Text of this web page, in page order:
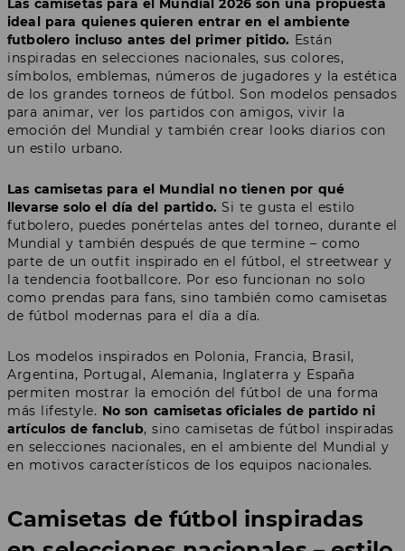
ideal para quienes quieren entrar en el ambiente
futbolero incluso antes del primer pitido. Están
inspiradas en selecciones nacionales, sus colores,
símbolos, emblemas, números de jugadores y la estética
de los grandes torneos de fútbol. Son modelos pensados
para animar, ver los partidos con amigos, vivir la
emoción del Mundial y también crear looks diarios con
un estilo urbano.
Las camisetas para el Mundial no tienen por qué
llevarse solo el día del partido. Si te gusta el estilo
futbolero, puedes ponértelas antes del torneo, durante el
Mundial y también después de que termine – como
parte de un outfit inspirado en el fútbol, el streetwear y
la tendencia footballcore. Por eso funcionan no solo
como prendas para fans, sino también como camisetas
de fútbol modernas para el día a día.
Los modelos inspirados en Polonia, Francia, Brasil,
Argentina, Portugal, Alemania, Inglaterra y España
permiten mostrar la emoción del fútbol de una forma
más lifestyle. No son camisetas oficiales de partido ni
artículos de fanclub, sino camisetas de fútbol inspiradas
en selecciones nacionales, en el ambiente del Mundial y
en motivos característicos de los equipos nacionales.
Camisetas de fútbol inspiradas